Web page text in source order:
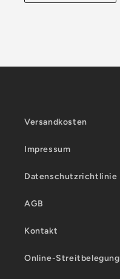
Versandkosten
Impressum
Datenschutzrichtlinie
AGB
Kontakt
Online-Streitbelegung